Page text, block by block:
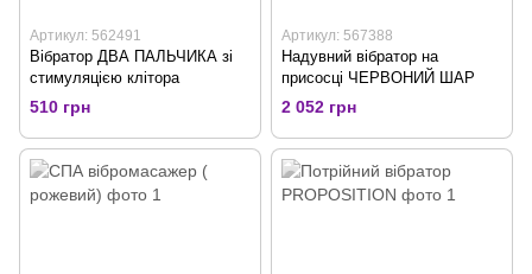
Артикул: 562491
Вібратор ДВА ПАЛЬЧИКА зі
стимуляцією клітора
510 грн
Артикул: 567388
Надувний вібратор на
присосці ЧЕРВОНИЙ ШАР
2 052 грн